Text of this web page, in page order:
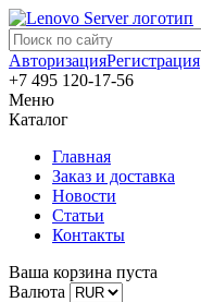
АвторизацияРегистрация
+7 495 120-17-56
Меню
Каталог
Главная
Заказ и доставка
Новости
Статьи
Контакты
Ваша корзина пуста
Валюта